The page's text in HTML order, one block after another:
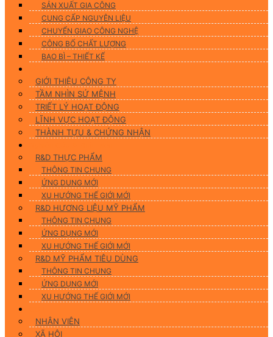
SẢN XUẤT GIA CÔNG
CUNG CẤP NGUYÊN LIỆU
CHUYỂN GIAO CÔNG NGHỆ
CÔNG BỐ CHẤT LƯỢNG
BAO BÌ – THIẾT KẾ
GIỚI THIỆU CÔNG TY
TẦM NHÌN SỨ MỆNH
TRIẾT LÝ HOẠT ĐỘNG
LĨNH VỰC HOẠT ĐỘNG
THÀNH TỰU & CHỨNG NHẬN
R&D THỰC PHẨM
THÔNG TIN CHUNG
ỨNG DUNG MỚI
XU HƯỚNG THẾ GIỚI MỚI
R&D HƯƠNG LIỆU MỸ PHẨM
THÔNG TIN CHUNG
ỨNG DỤNG MỚI
XU HƯỚNG THẾ GIỚI MỚI
R&D MỸ PHẨM TIÊU DÙNG
THÔNG TIN CHUNG
ỨNG DỤNG MỚI
XU HƯỚNG THẾ GIỚI MỚI
NHÂN VIÊN
XÃ HỘI